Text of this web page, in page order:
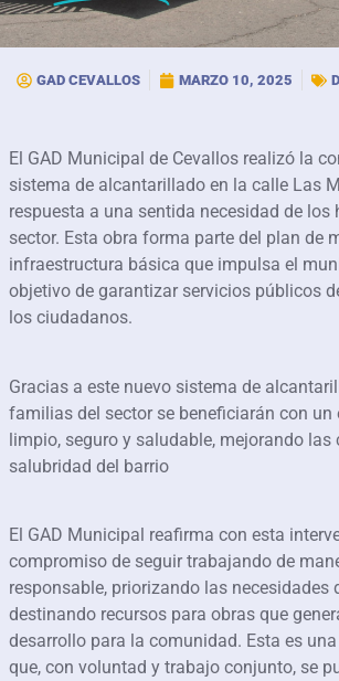
GAD CEVALLOS MARZO 10, 2025
El GAD Municipal de Cevallos realizó la
sistema de alcantarillado en la calle Las
respuesta a una sentida necesidad de los
sector. Esta obra forma parte del plan de
infraestructura básica que impulsa el
objetivo de garantizar servicios públicos
los ciudadanos.
Gracias a este nuevo sistema de
familias del sector se beneficiarán con un
limpio, seguro y saludable, mejorando las
salubridad del barrio
El GAD Municipal reafirma con esta
compromiso de seguir trabajando de
responsable, priorizando las necesidades
destinando recursos para obras que
desarrollo para la comunidad. Esta es
que, con voluntad y trabajo conjunto, se